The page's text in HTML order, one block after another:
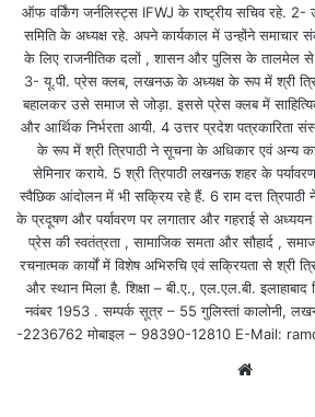
ऑफ वर्किंग जर्नलिस्ट्स IFWJ के राष्ट्रीय सचिव रहे. 2- उ.
समिति के अध्यक्ष रहे. अपने कार्यकाल में उन्होंने समाचार
के लिए राजनीतिक दलों , शासन और पुलिस के तालमेल
3- यू.पी. प्रेस क्लब, लखनऊ के अध्यक्ष के रूप में श्री
बहालकर उसे समाज से जोड़ा. इससे प्रेस क्लब में
और आर्थिक निर्भरता आयी. 4 उत्तर प्रदेश पत्रकारिता
के रूप में श्री त्रिपाठी ने सूचना के अधिकार एवं अन्य कई
सेमिनार कराये. 5 श्री त्रिपाठी लखनऊ शहर के
स्वैछिक आंदोलन में भी सक्रिय रहे हैं. 6 राम दत्त त्रिपाठी
के प्रदूषण और पर्यावरण पर लगातार और गहराई से
प्रेस की स्वतंत्रता , सामाजिक समता और सौहार्द ,
रचनात्मक कार्यों में विशेष अभिरुचि एवं सक्रियता से श्री
और स्थान मिला है. शिक्षा – बी.ए., एल.एल.बी. इलाहाबाद
नवंबर 1953 . सम्पर्क सूत्र – 55 गुलिस्तां कालोनी,
-2236762 मोबाइल – 98390-12810 E-Mail: